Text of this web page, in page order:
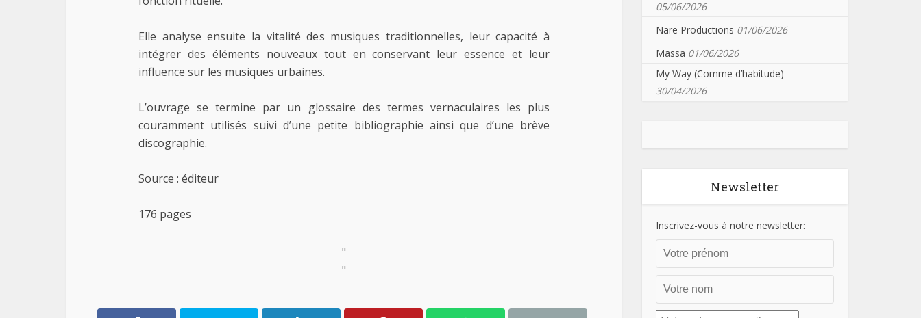
Elle analyse ensuite la vitalité des musiques traditionnelles, leur capacité à
intégrer des éléments nouveaux tout en conservant leur essence et leur
influence sur les musiques urbaines.
L’ouvrage se termine par un glossaire des termes vernaculaires les plus
couramment utilisés suivi d’une petite bibliographie ainsi que d’une brève
discographie.
Source : éditeur
176 pages
"
"
05/06/2026
Nare Productions 01/06/2026
Massa 01/06/2026
My Way (Comme d’habitude)
30/04/2026
Newsletter
Inscrivez-vous à notre newsletter: